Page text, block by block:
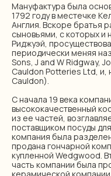
Мануфактура была
1792 году в местечке
Англия. Вскоре братья
сыновьями, с которых и
Риджуэй,
периодически меняя
Sons, J and W Ridgway,
Cauldon Potteries Ltd, и,
Cauldon).
С начала 19 века
высококачественный
из ее частей,
поставщиком посуды
компания была
продана гончарной
купленной Wedgwood.
часть компании была